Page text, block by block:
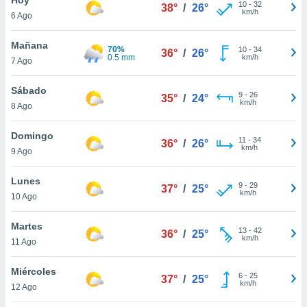
y
en
más
de
6 Ago
38° / 26° 10- 32
km/h
Mañana
7 Ago
70%
0.5 mm
36° / 26° 10- 34
km/h
Sábado
8 Ago
35° / 24° 9- 26
km/h
Domingo
9 Ago
36° / 26° 11 - 34
km/h
Lunes
10 Ago
37° / 25° 9- 29
km/h
Martes
11 Ago
36° / 25° 13- 42
km/h
Miércoles
12 Ago
37° / 25° 6- 25
km/h